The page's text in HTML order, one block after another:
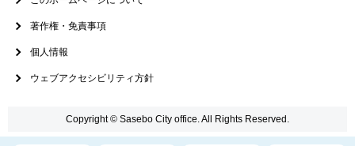
著作権・免責事項
個人情報
ウェブアクセシビリティ方針
Copyright © Sasebo City office. All Rights Reserved.